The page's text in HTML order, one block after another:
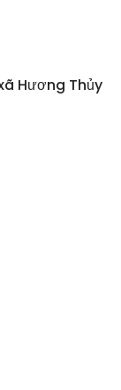
Hương Thủy